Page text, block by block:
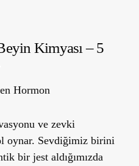
Kimyası – 5
Hormon
ve zevki
oynar. Sevdiğimiz birini
bir jest aldığımızda